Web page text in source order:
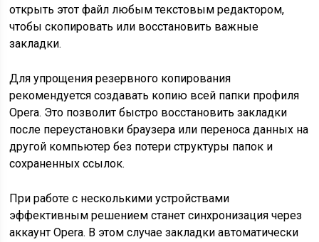
открыть этот файл любым текстовым редактором,
чтобы скопировать или восстановить важные
закладки.
Для упрощения резервного копирования
рекомендуется создавать копию всей папки профиля
Opera. Это позволит быстро восстановить закладки
после переустановки браузера или переноса данных на
другой компьютер без потери структуры папок и
сохраненных ссылок.
При работе с несколькими устройствами
эффективным решением станет синхронизация через
аккаунт Opera. В этом случае закладки автоматически